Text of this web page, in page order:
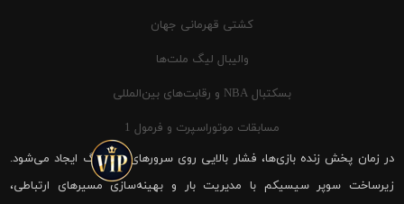
کشتی قهرمانی جهان
والیبال لیگ ملت‌ها
بسکتبال NBA و رقابت‌های بین‌المللی
مسابقات موتوراسپرت و فرمول 1
در زمان پخش زنده بازی‌ها، فشار بالایی روی سرورهای شیرینگ ایجاد می‌شود.
زیرساخت سوپر سیسیکم با مدیریت بار و بهینه‌سازی مسیرهای ارتباطی،